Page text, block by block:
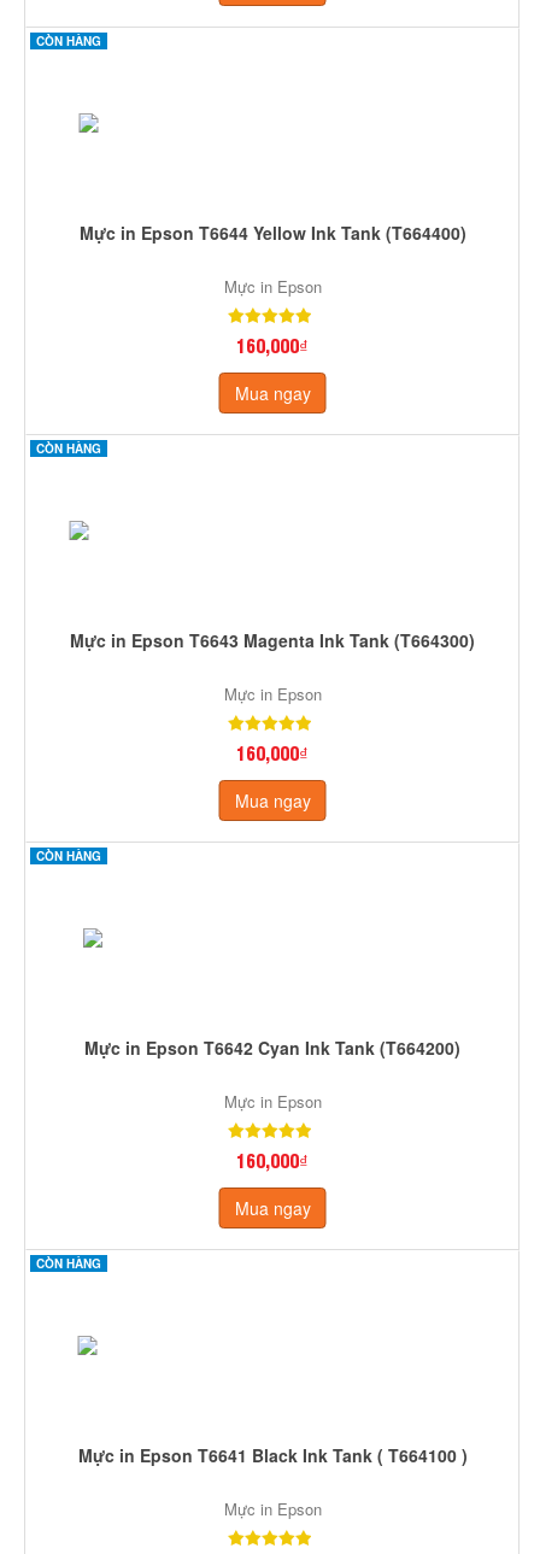
CÒN HÀNG
Mực in Epson T6644 Yellow Ink Tank (T664400)
Mực in Epson
160,000₫
Mua ngay
CÒN HÀNG
Mực in Epson T6643 Magenta Ink Tank (T664300)
Mực in Epson
160,000₫
Mua ngay
CÒN HÀNG
Mực in Epson T6642 Cyan Ink Tank (T664200)
Mực in Epson
160,000₫
Mua ngay
CÒN HÀNG
Mực in Epson T6641 Black Ink Tank ( T664100 )
Mực in Epson